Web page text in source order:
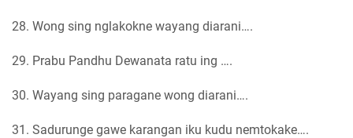
28. Wong sing nglakokne wayang diarani….
29. Prabu Pandhu Dewanata ratu ing ….
30. Wayang sing paragane wong diarani….
31. Sadurunge gawe karangan iku kudu nemtokake….